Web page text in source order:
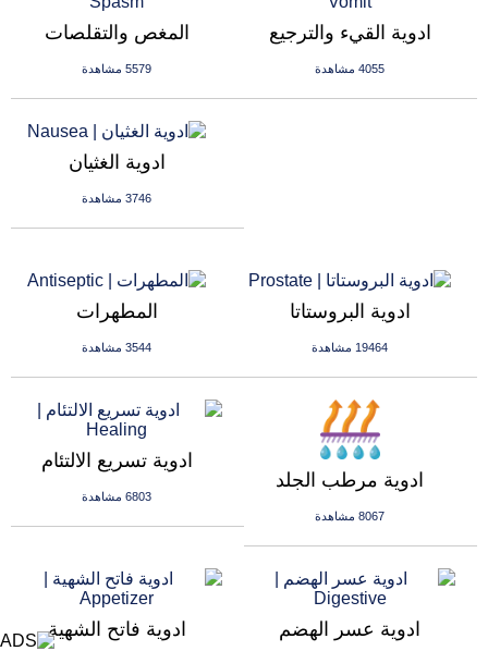
المغص والتقلصات
5579 مشاهدة
ادوية القيء والترجيع
4055 مشاهدة
ادوية الغثيان
3746 مشاهدة
المطهرات
3544 مشاهدة
ادوية البروستاتا
19464 مشاهدة
ادوية تسريع الالتئام
6803 مشاهدة
ادوية مرطب الجلد
8067 مشاهدة
ادوية فاتح الشهية ادوية عسر الهضم